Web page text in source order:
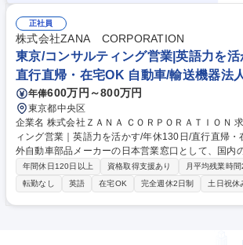
正社員
株式会社ZANA CORPORATION
東京/コンサルティング営業|英語力を
直行直帰・在宅OK 自動車/輸送機器法
年俸600万円～800万円
東京都中央区
企業名 株式会社ＺＡＮＡ ＣＯＲＰＯＲＡＴＩＯＮ 求人名 東京/コンサルテ
ィング営業｜英語力を活かす/年休130日/直行直帰・在宅OK 仕
外自動車部品メーカーの日本営業窓口として、国内
に対する技術提案、プロジェクト管理、本国との調
けた営業活動全般を担います。 【具体的には】担当サプライヤーの技術や
製品を理解し、国内顧客の課題に合わせて提案。見
質対応に加え、海外本国と英語を使用した会議や、
での裁量が非常に大きいです。週1回チームで、月
年間休日120日以上 資格取得支援あり
月平均残業時
転勤なし
英語 在宅OK 完全週休2日制 土日祝休